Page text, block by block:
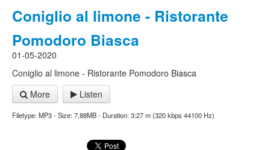
Coniglio al limone - Ristorante
Pomodoro Biasca
01-05-2020
Coniglio al limone - Ristorante Pomodoro Biasca
More
Listen
Filetype: MP3 - Size: 7,88MB - Duration: 3:27 m (320 kbps 44100 Hz)